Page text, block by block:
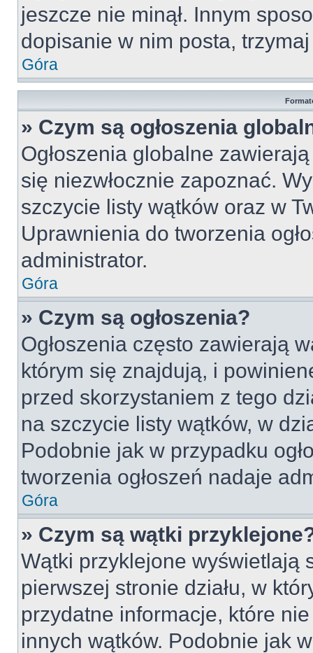
jeszcze nie minął. Innym
dopisanie w nim posta,
Góra
» Czym są ogłoszenia
Ogłoszenia globalne
się niezwłocznie zapoznać.
szczycie listy wątków oraz w
Uprawnienia do tworzenia
administrator.
Góra
» Czym są ogłoszenia?
Ogłoszenia często zawierają
którym się znajdują, i
przed skorzystaniem z tego
na szczycie listy wątków, w
Podobnie jak w przypadku
tworzenia ogłoszeń nadaje
Góra
» Czym są wątki
Wątki przyklejone wyświetlają
pierwszej stronie działu, w
przydatne informacje, które
innych wątków. Podobnie jak